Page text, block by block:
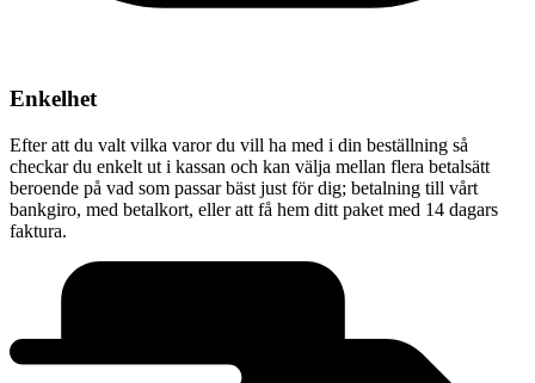
Enkelhet
Efter att du valt vilka varor du vill ha med i din beställning så
checkar du enkelt ut i kassan och kan välja mellan flera betalsätt
beroende på vad som passar bäst just för dig; betalning till vårt
bankgiro, med betalkort, eller att få hem ditt paket med 14 dagars
faktura.